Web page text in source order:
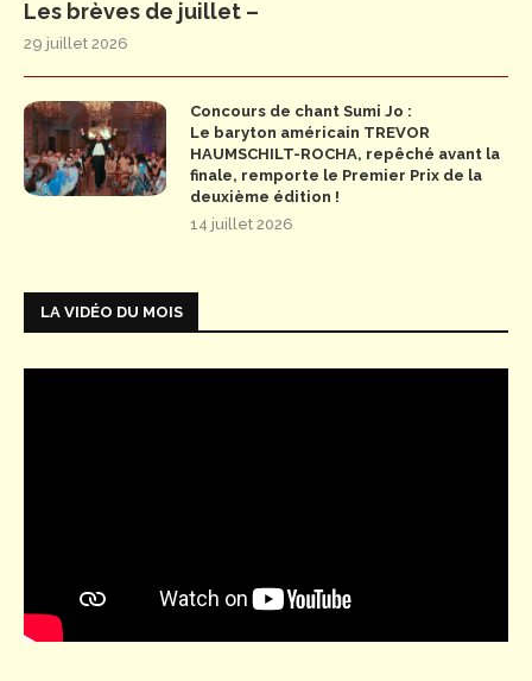
Les brèves de juillet –
29 juillet 2026
Concours de chant Sumi Jo :
Le baryton américain TREVOR
HAUMSCHILT-ROCHA, repêché avant la
finale, remporte le Premier Prix de la
deuxième édition !
14 juillet 2026
LA VIDÉO DU MOIS